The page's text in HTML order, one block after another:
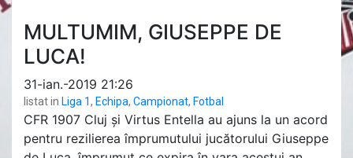
MULTUMIM, GIUSEPPE DE
LUCA!
31-ian.-2019 21:26
listat in Liga 1, Echipa, Campionat, Fotbal
CFR 1907 Cluj și Virtus Entella au ajuns la un acord
pentru rezilierea împrumutului jucătorului Giuseppe